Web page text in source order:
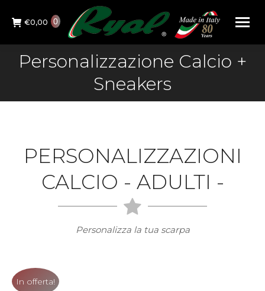
€0,00 0
Personalizzazione Calcio +
Sneakers
PERSONALIZZAZIONI
CALCIO - ADULTI -
Personalizza la tua scarpa
In offerta!